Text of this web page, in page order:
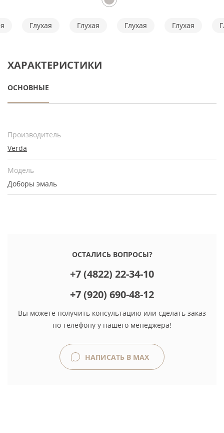
Глухая Глухая Глухая Глухая
ХАРАКТЕРИСТИКИ
ОСНОВНЫЕ
Производитель
Verda
Модель
Доборы эмаль
ОСТАЛИСЬ ВОПРОСЫ?
+7 (4822) 22-34-10
+7 (920) 690-48-12
Вы можете получить консультацию или сделать заказ
по телефону у нашего менеджера!
НАПИСАТЬ В MAX